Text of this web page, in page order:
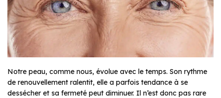
Notre peau, comme nous, évolue avec le temps. Son rythme
de renouvellement ralentit, elle a parfois tendance à se
dessécher et sa fermeté peut diminuer. Il n’est donc pas rare